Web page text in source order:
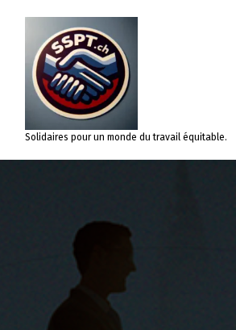
contenu
Solidaires pour un monde du travail équitable.